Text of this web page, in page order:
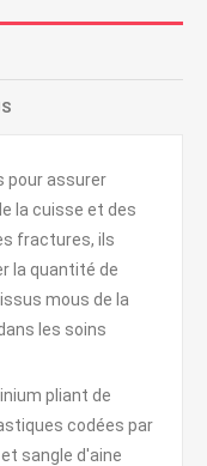
pour assurer
la cuisse et des
fractures, ils
la quantité de
mous de la
les soins
pliant de
codées par
sangle d'aine